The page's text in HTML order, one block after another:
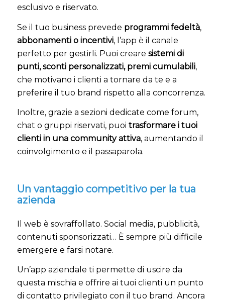
esclusivo e riservato.
Se il tuo business prevede programmi fedeltà,
abbonamenti o incentivi, l’app è il canale
perfetto per gestirli. Puoi creare sistemi di
punti, sconti personalizzati, premi cumulabili,
che motivano i clienti a tornare da te e a
preferire il tuo brand rispetto alla concorrenza.
Inoltre, grazie a sezioni dedicate come forum,
chat o gruppi riservati, puoi trasformare i tuoi
clienti in una community attiva, aumentando il
coinvolgimento e il passaparola.
Un vantaggio competitivo per la tua
azienda
Il web è sovraffollato. Social media, pubblicità,
contenuti sponsorizzati… È sempre più difficile
emergere e farsi notare.
Un’app aziendale ti permette di uscire da
questa mischia e offrire ai tuoi clienti un punto
di contatto privilegiato con il tuo brand. Ancora